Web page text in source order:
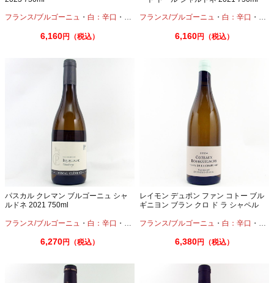
フランス/ブルゴーニュ ・ 白：辛口 ・ シャルドネ
6,160円（税込）
フランス/ブルゴーニュ ・ 白：辛口 ・ シ
6,160円（税込）
パスカル クレマン ブルゴーニュ シャ
ルドネ 2021 750ml
フランス/ブルゴーニュ ・ 白：辛口 ・ シャルドネ
6,270円（税込）
レイモン デュポン ファン コトー ブル
ギニヨン ブラン クロ ド ラ シャペル
フランス/ブルゴーニュ ・ 白：辛口 ・ シ
6,380円（税込）